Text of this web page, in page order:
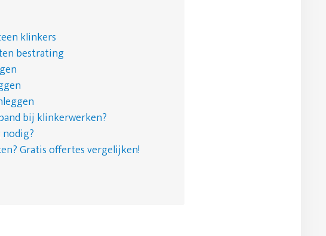
klinkers
bestrating
bij klinkerwerken?
Gratis offertes vergelijken!